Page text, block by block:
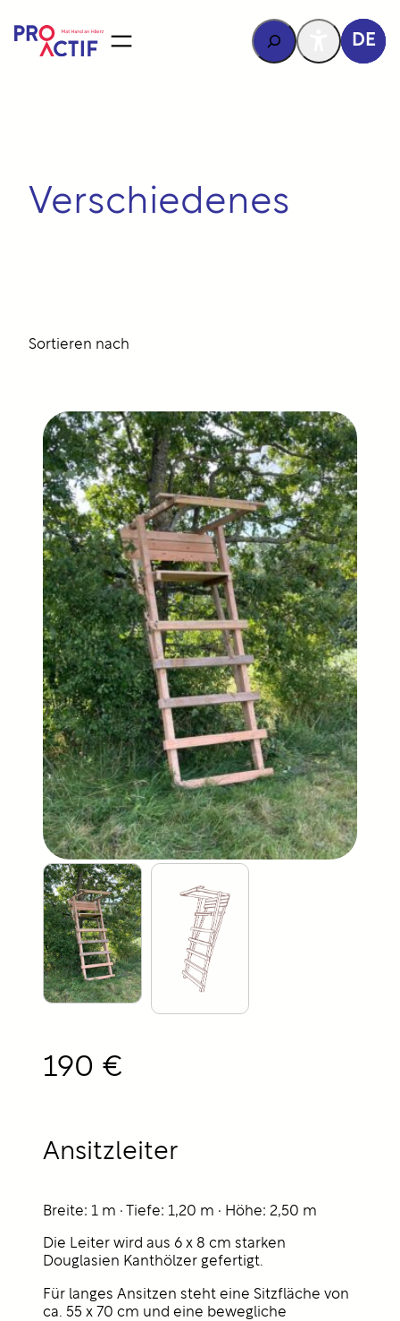
Rechercher
DE
Verschiedenes
Sortieren nach
Ansitzleiter
Breite: 1 m · Tiefe: 1,20 m · Höhe: 2,50 m
Die Leiter wird aus 6 x 8 cm starken
Douglasien Kanthölzer gefertigt.
Für langes Ansitzen steht eine Sitzfläche von
ca. 55 x 70 cm und eine bewegliche
190 €